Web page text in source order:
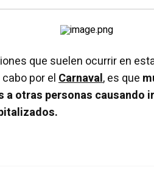
que suelen ocurrir en
por elCarnaval, es que
otras personas causando